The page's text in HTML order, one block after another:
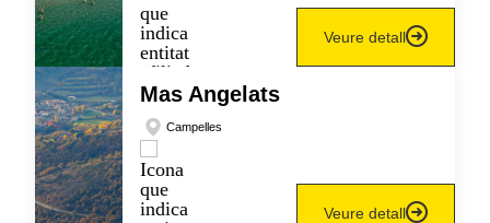
Veure detall
Mas Angelats
Campelles
Veure detall